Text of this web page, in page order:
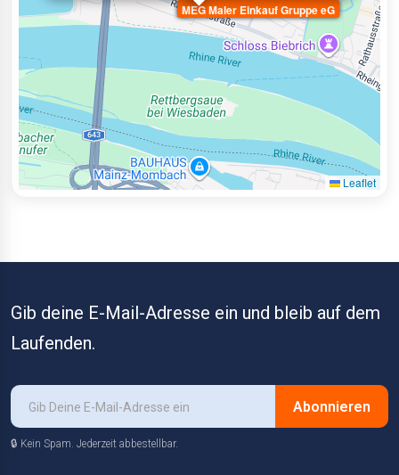
MEG Maler Einkauf Gruppe eG
Leaflet
Gib deine E-Mail-Adresse ein und bleib auf dem
Laufenden.
Abonnieren
🔒 Kein Spam. Jederzeit abbestellbar.